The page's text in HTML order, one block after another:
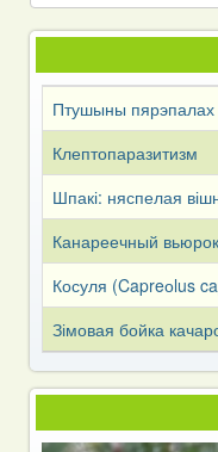
Птушыны пярэпалах
Клептопаразитизм
Шпакі: няспелая
Канареечный
Косуля (Capreоlus
Зімовая бойка